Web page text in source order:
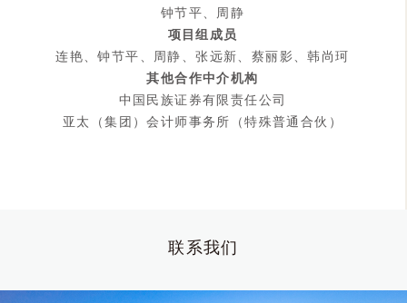
钟节平、周静
项目组成员
连艳、钟节平、周静、张远新、蔡丽影、韩尚珂
其他合作中介机构
中国民族证券有限责任公司
亚太（集团）会计师事务所（特殊普通合伙）
联系我们